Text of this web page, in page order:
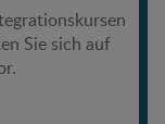
Sie sich auf